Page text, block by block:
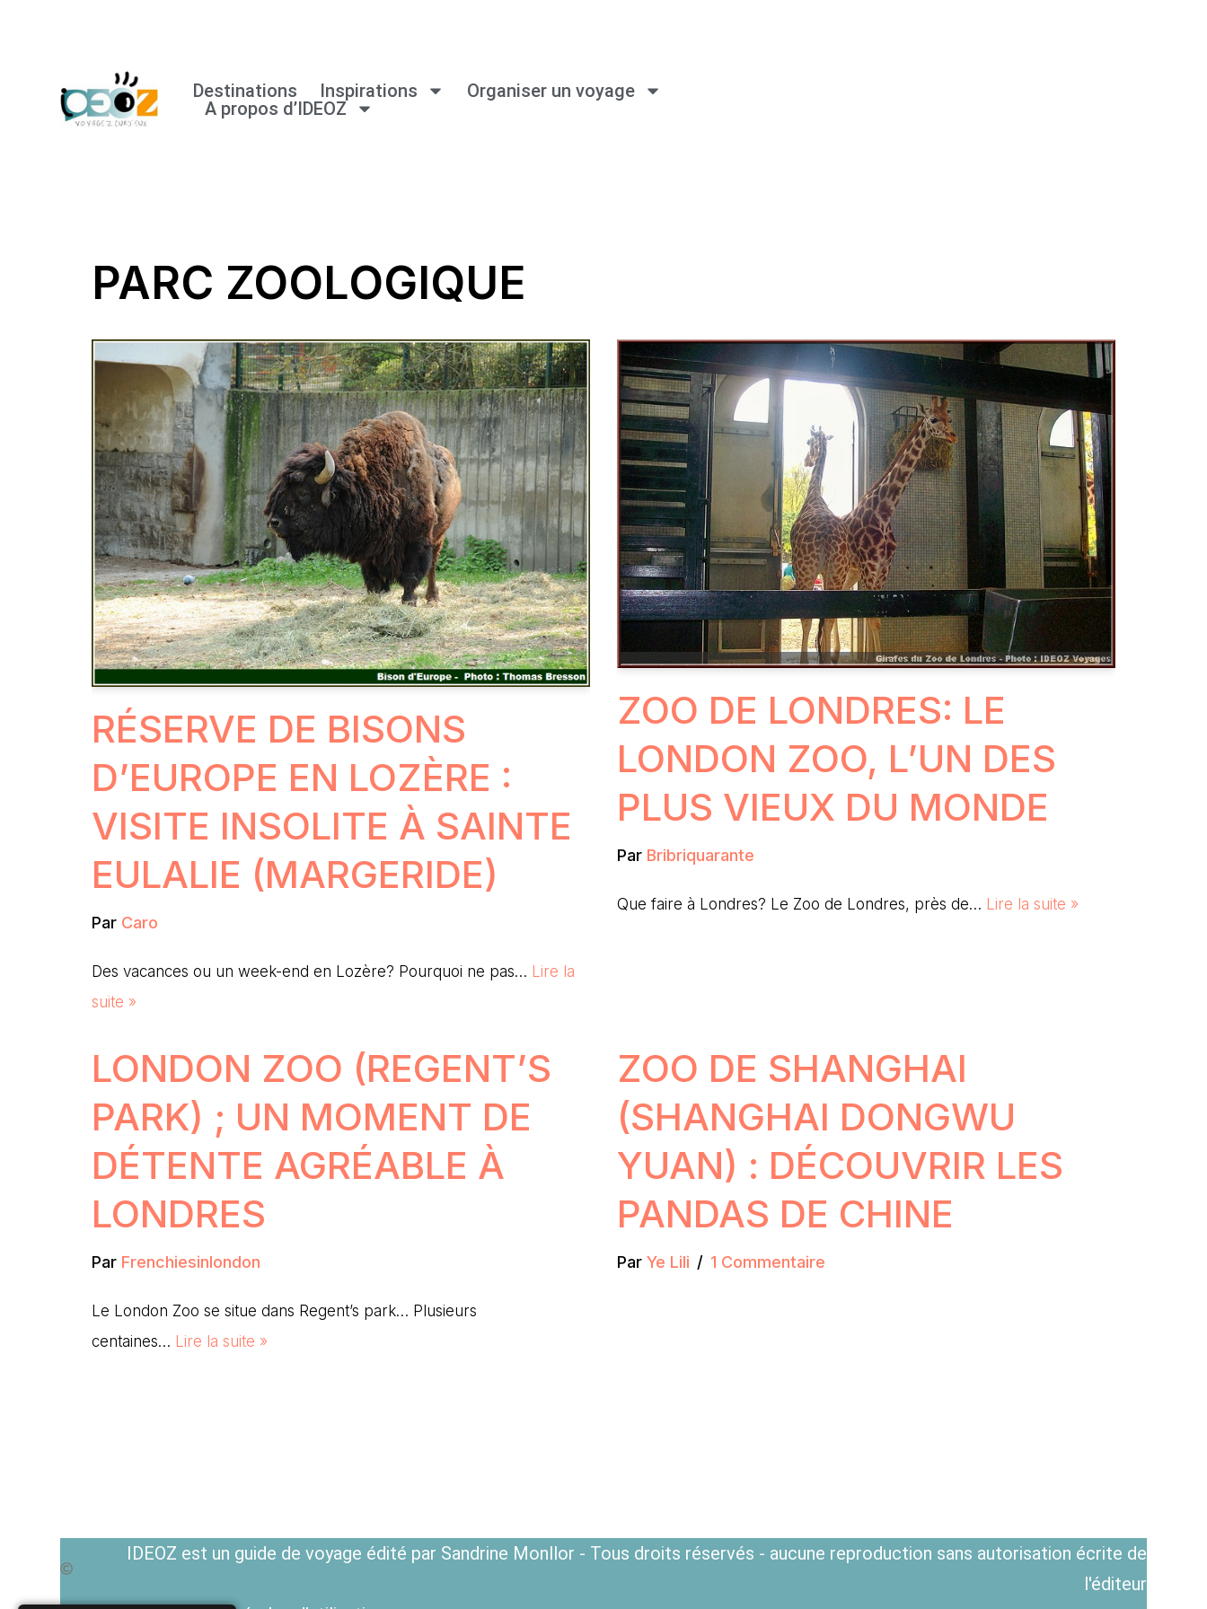
contenu
Destinations Inspirations
Organiser un voyage
A propos d’IDEOZ
PARC ZOOLOGIQUE
RÉSERVE DE BISONS
D’EUROPE EN LOZÈRE :
VISITE INSOLITE À SAINTE
EULALIE (MARGERIDE)
Par Caro
Des vacances ou un week-end en Lozère? Pourquoi ne pas… Lire la
suite »
ZOO DE LONDRES: LE
LONDON ZOO, L’UN DES
PLUS VIEUX DU MONDE
Par Bribriquarante
Que faire à Londres? Le Zoo de Londres, près de… Lire la suite »
LONDON ZOO (REGENT’S
PARK) ; UN MOMENT DE
DÉTENTE AGRÉABLE À
LONDRES
Par Frenchiesinlondon
Le London Zoo se situe dans Regent’s park… Plusieurs
centaines… Lire la suite »
ZOO DE SHANGHAI
(SHANGHAI DONGWU
YUAN) : DÉCOUVRIR LES
PANDAS DE CHINE
Par Ye Lili 1 Commentaire
IDEOZ est un guide de voyage édité par Sandrine Monllor - Tous droits réservés - aucune reproduction sans autorisation écrite de
l'éditeur